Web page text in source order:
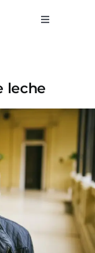
Toggle
leche